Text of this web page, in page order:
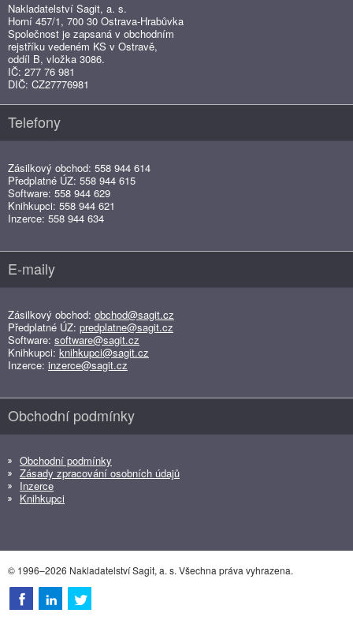
Nakladatelství Sagit, a. s.
Horní 457/1, 700 30 Ostrava-Hrabůvka
Společnost je zapsaná v obchodním
rejstříku vedeném KS v Ostravě,
oddíl B, vložka 3086.
IČ: 277 76 981
DIČ: CZ27776981
Telefony
Zásilkový obchod: 558 944 614
Předplatné ÚZ: 558 944 615
Software: 558 944 629
Knihkupci: 558 944 621
Inzerce: 558 944 634
E-maily
Zásilkový obchod: obchod@sagit.cz
Předplatné ÚZ: predplatne@sagit.cz
Software: software@sagit.cz
Knihkupci: knihkupci@sagit.cz
Inzerce: inzerce@sagit.cz
Obchodní podmínky
Obchodní podmínky
Zásady zpracování osobních údajů
Inzerce
Knihkupci
© 1996–2026 Nakladatelství Sagit, a. s. Všechna práva vyhrazena.